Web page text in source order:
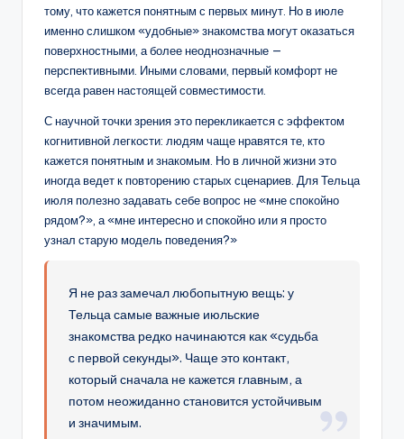
тому, что кажется понятным с первых минут. Но в июле
именно слишком «удобные» знакомства могут оказаться
поверхностными, а более неоднозначные —
перспективными. Иными словами, первый комфорт не
всегда равен настоящей совместимости.
С научной точки зрения это перекликается с эффектом
когнитивной легкости: людям чаще нравятся те, кто
кажется понятным и знакомым. Но в личной жизни это
иногда ведет к повторению старых сценариев. Для Тельца
июля полезно задавать себе вопрос не «мне спокойно
рядом?», а «мне интересно и спокойно или я просто
узнал старую модель поведения?»
Я не раз замечал любопытную вещь: у
Тельца самые важные июльские
знакомства редко начинаются как «судьба
с первой секунды». Чаще это контакт,
который сначала не кажется главным, а
потом неожиданно становится устойчивым
и значимым.